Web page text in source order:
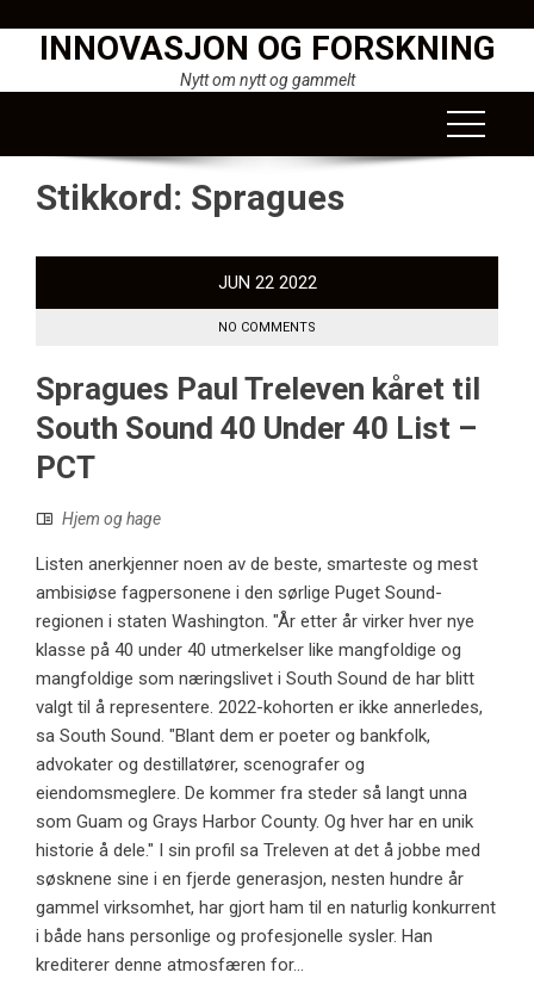
INNOVASJON OG FORSKNING
Nytt om nytt og gammelt
Stikkord: Spragues
JUN 22 2022
NO COMMENTS
Spragues Paul Treleven kåret til
South Sound 40 Under 40 List –
PCT
Hjem og hage
Listen anerkjenner noen av de beste, smarteste og mest
ambisiøse fagpersonene i den sørlige Puget Sound-
regionen i staten Washington. "År etter år virker hver nye
klasse på 40 under 40 utmerkelser like mangfoldige og
mangfoldige som næringslivet i South Sound de har blitt
valgt til å representere. 2022-kohorten er ikke annerledes,
sa South Sound. "Blant dem er poeter og bankfolk,
advokater og destillatører, scenografer og
eiendomsmeglere. De kommer fra steder så langt unna
som Guam og Grays Harbor County. Og hver har en unik
historie å dele." I sin profil sa Treleven at det å jobbe med
søsknene sine i en fjerde generasjon, nesten hundre år
gammel virksomhet, har gjort ham til en naturlig konkurrent
i både hans personlige og profesjonelle sysler. Han
krediterer denne atmosfæren for...